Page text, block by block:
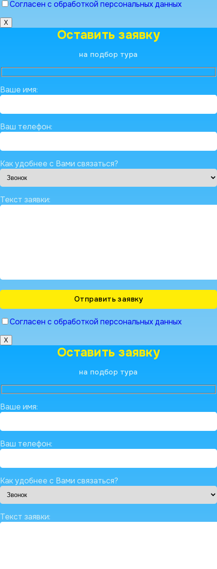
Согласен с обработкой персональных данных
X
Оставить заявку
на подбор тура
Ваше имя:
Ваш телефон:
Как удобнее с Вами связаться?
Текст заявки:
Согласен с обработкой персональных данных
X
Оставить заявку
на подбор тура
Ваше имя:
Ваш телефон:
Как удобнее с Вами связаться?
Текст заявки: